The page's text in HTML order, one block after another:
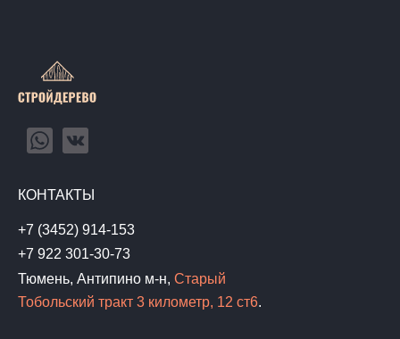
+7 922 301-30-73
+7 (3452) 914-153
Тюмень, Антипино м-н, Старый
Тобольский тракт 3 километр, 12 ст6.
КОНТАКТЫ